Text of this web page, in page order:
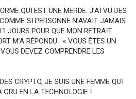
QUI EST UNE MERDE. J’AI VU DES
SI PERSONNE N’AVAIT JAMAIS
JOURS POUR QUE MON RETRAIT
M’A RÉPONDU : « VOUS ÊTES UN
DEVEZ COMPRENDRE LES
CRYPTO, JE SUIS UNE FEMME QUI
CRU EN LA TECHNOLOGIE !